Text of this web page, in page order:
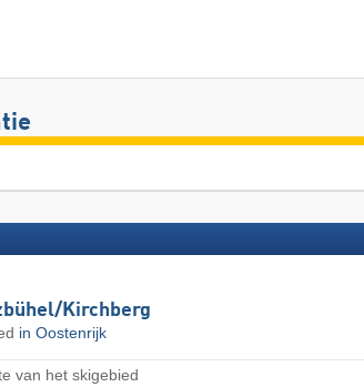
​Kirchberg
in Oostenrijk
van het skigebied